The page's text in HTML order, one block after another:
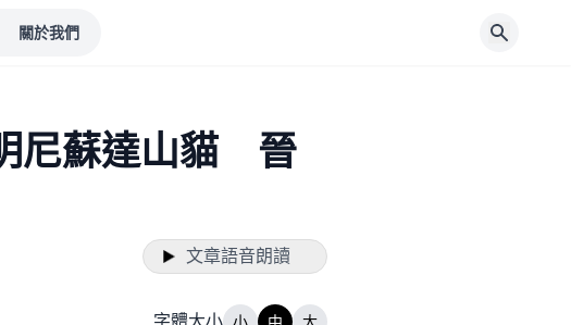
關於我們
尼蘇達山貓 晉
文章語音朗讀
字體大小